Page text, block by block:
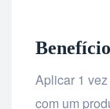
Aplicar 1
com um